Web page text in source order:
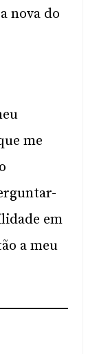
nova do
me
em
a meu